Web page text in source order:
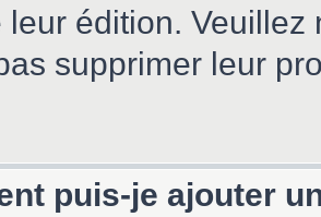
leur édition.
supprimer leur
puis-je ajouter